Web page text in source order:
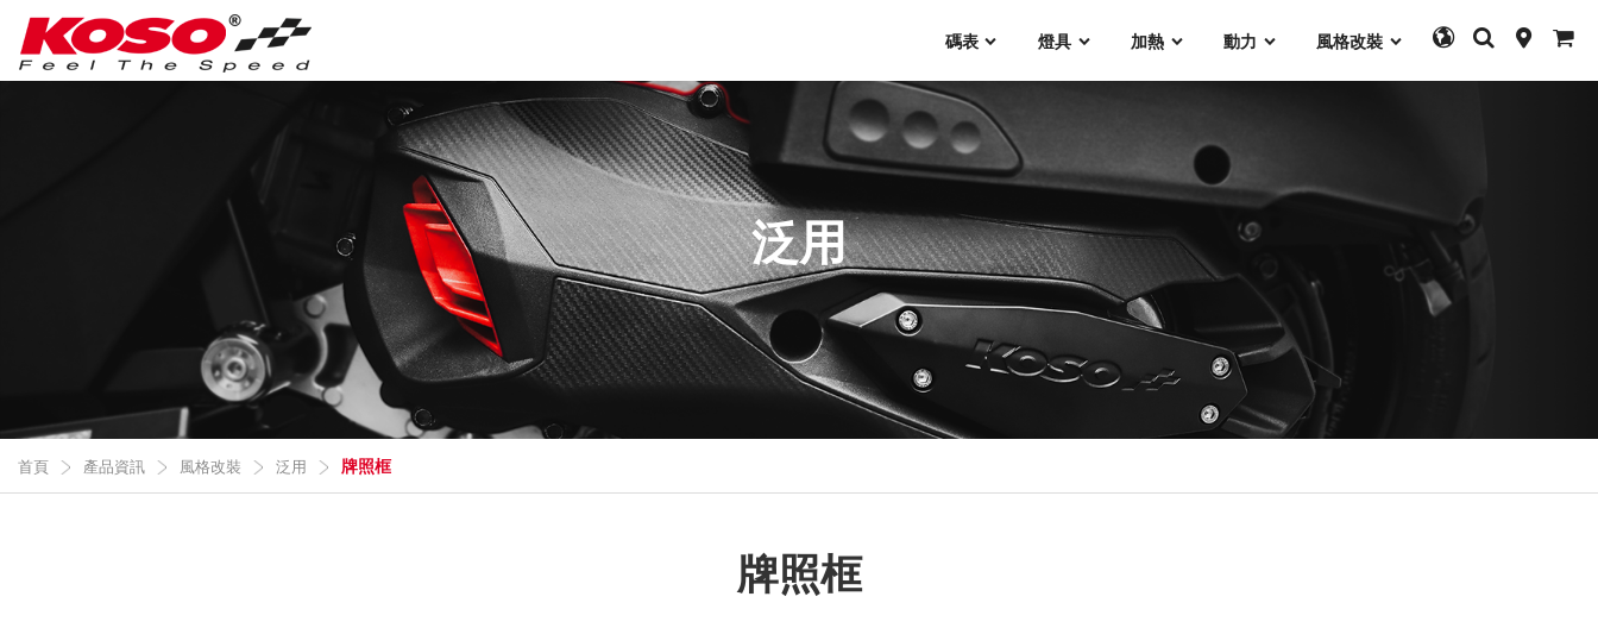
碼表 燈具 加熱 動力 風格改裝
泛用
首頁 產品資訊 風格改裝 泛用 牌照框
牌照框